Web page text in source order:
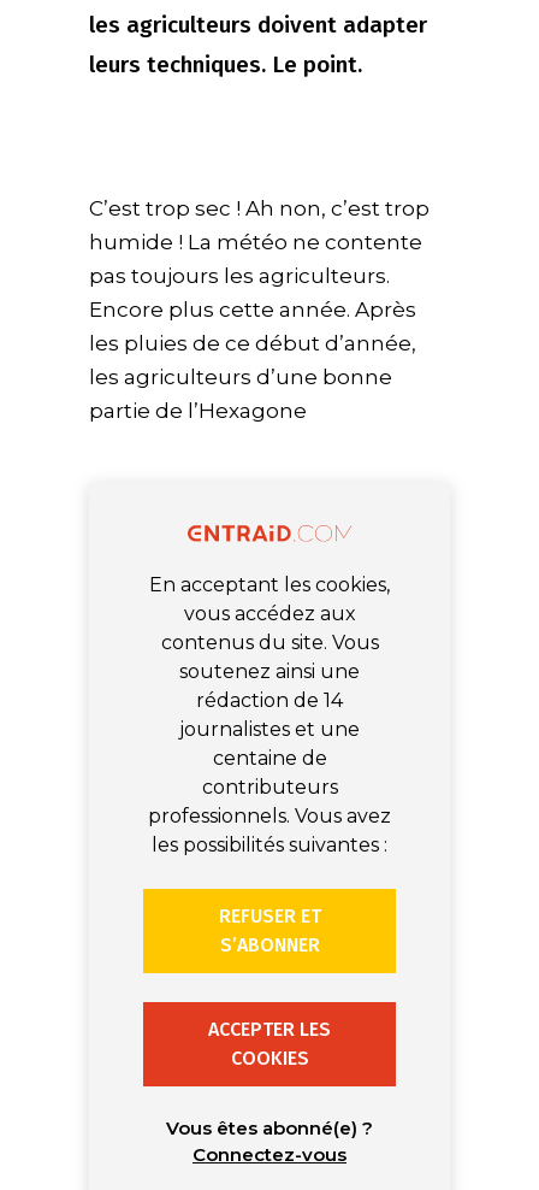
les agriculteurs doivent adapter
leurs techniques. Le point.
C’est trop sec ! Ah non, c’est trop
humide ! La météo ne contente
pas toujours les agriculteurs.
Encore plus cette année. Après
les pluies de ce début d’année,
les agriculteurs d’une bonne
partie de l’Hexagone
En acceptant les cookies,
vous accédez aux
contenus du site. Vous
soutenez ainsi une
rédaction de 14
journalistes et une
centaine de
contributeurs
professionnels. Vous avez
les possibilités suivantes :
REFUSER ET
S’ABONNER
ACCEPTER LES
COOKIES
Vous êtes abonné(e) ?
Connectez-vous